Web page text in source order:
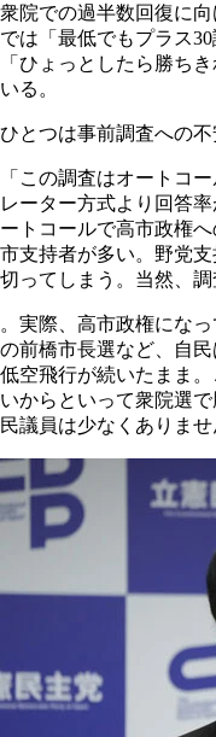
衆院での過半数回復に
では「最低でもプラス
「ひょっとしたら勝ち
いる。
ひとつは事前調査への不
「この調査はオートコ
レーター方式より回答
ートコールで高市政権
市支持者が多い。野党
切ってしまう。当然、
。実際、高市政権にな
の前橋市長選など、自
低空飛行が続いたまま
いからといって衆院選
民議員は少なくありませ